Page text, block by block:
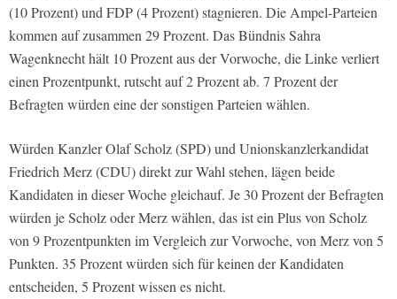
(10 Prozent) und FDP (4 Prozent) stagnieren. Die Ampel-Parteien
kommen auf zusammen 29 Prozent. Das Bündnis Sahra
Wagenknecht hält 10 Prozent aus der Vorwoche, die Linke verliert
einen Prozentpunkt, rutscht auf 2 Prozent ab. 7 Prozent der
Befragten würden eine der sonstigen Parteien wählen.
Würden Kanzler Olaf Scholz (SPD) und Unionskanzlerkandidat
Friedrich Merz (CDU) direkt zur Wahl stehen, lägen beide
Kandidaten in dieser Woche gleichauf. Je 30 Prozent der Befragten
würden je Scholz oder Merz wählen, das ist ein Plus von Scholz
von 9 Prozentpunkten im Vergleich zur Vorwoche, von Merz von 5
Punkten. 35 Prozent würden sich für keinen der Kandidaten
entscheiden, 5 Prozent wissen es nicht.